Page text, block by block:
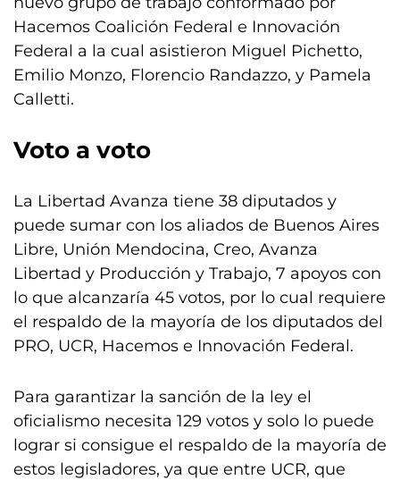
Hacemos Coalición Federal e Innovación
Federal a la cual asistieron Miguel Pichetto,
Emilio Monzo, Florencio Randazzo, y Pamela
Calletti.
Voto a voto
La Libertad Avanza tiene 38 diputados y
puede sumar con los aliados de Buenos Aires
Libre, Unión Mendocina, Creo, Avanza
Libertad y Producción y Trabajo, 7 apoyos con
lo que alcanzaría 45 votos, por lo cual requiere
el respaldo de la mayoría de los diputados del
PRO, UCR, Hacemos e Innovación Federal.
Para garantizar la sanción de la ley el
oficialismo necesita 129 votos y solo lo puede
lograr si consigue el respaldo de la mayoría de
estos legisladores, ya que entre UCR, que